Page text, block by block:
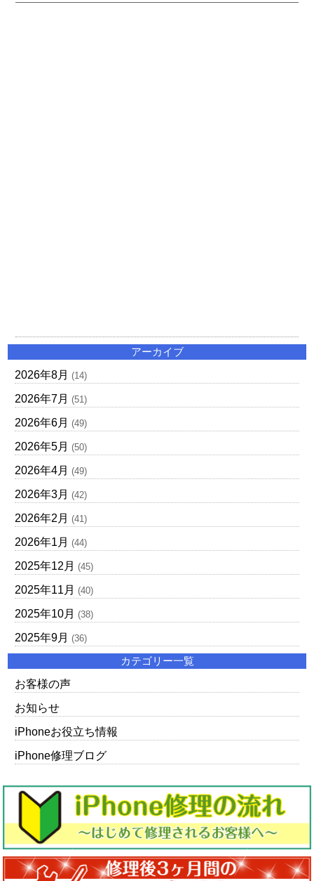
アーカイブ
2026年8月 (14)
2026年7月 (51)
2026年6月 (49)
2026年5月 (50)
2026年4月 (49)
2026年3月 (42)
2026年2月 (41)
2026年1月 (44)
2025年12月 (45)
2025年11月 (40)
2025年10月 (38)
2025年9月 (36)
カテゴリー一覧
お客様の声
お知らせ
iPhoneお役立ち情報
iPhone修理ブログ